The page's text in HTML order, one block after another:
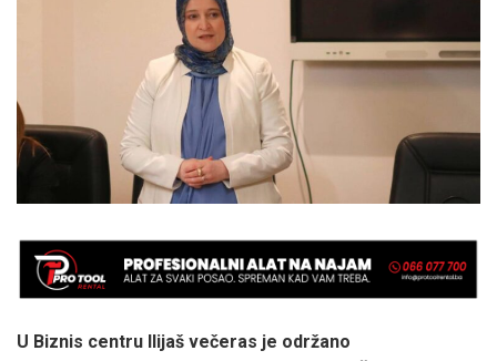
U Biznis centru Ilijaš večeras je održano